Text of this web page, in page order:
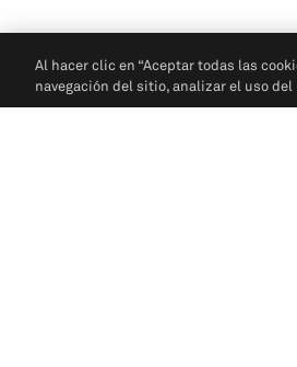
Al hacer clic en “Aceptar todas las
navegación del sitio, analizar el uso